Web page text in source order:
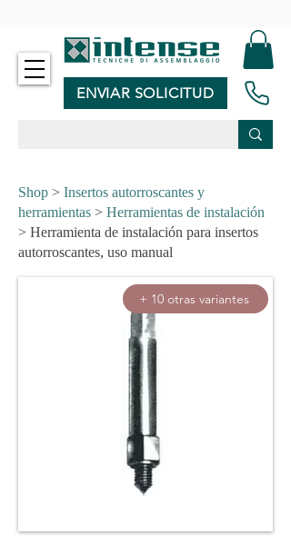
ENVIAR SOLICITUD
Shop > Insertos autorroscantes y
herramientas > Herramientas de instalación
> Herramienta de instalación para insertos
autorroscantes, uso manual
+ 10 otras variantes